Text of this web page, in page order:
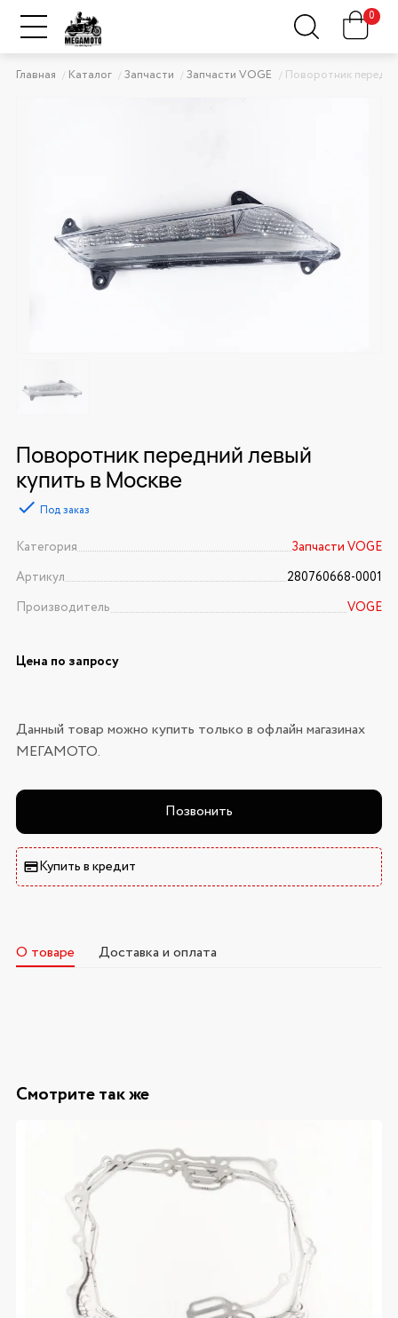
0
Главная Каталог Запчасти Запчасти VOGE Поворотник
Поворотник передний левый
купить в Москве
Под заказ
Категория
Запчасти VOGE
Артикул
280760668-0001
Производитель
VOGE
Цена по запросу
Данный товар можно купить только в офлайн магазинах
МЕГАМОТО.
Позвонить
Купить в кредит
О товаре Доставка и оплата
Смотрите так же